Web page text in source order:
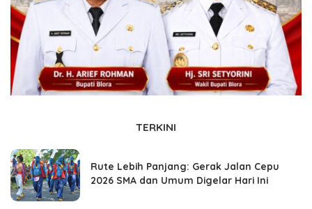
TERKINI
Rute Lebih Panjang: Gerak Jalan Cepu
2026 SMA dan Umum Digelar Hari Ini